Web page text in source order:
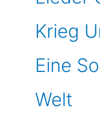
Krieg
Eine
Welt